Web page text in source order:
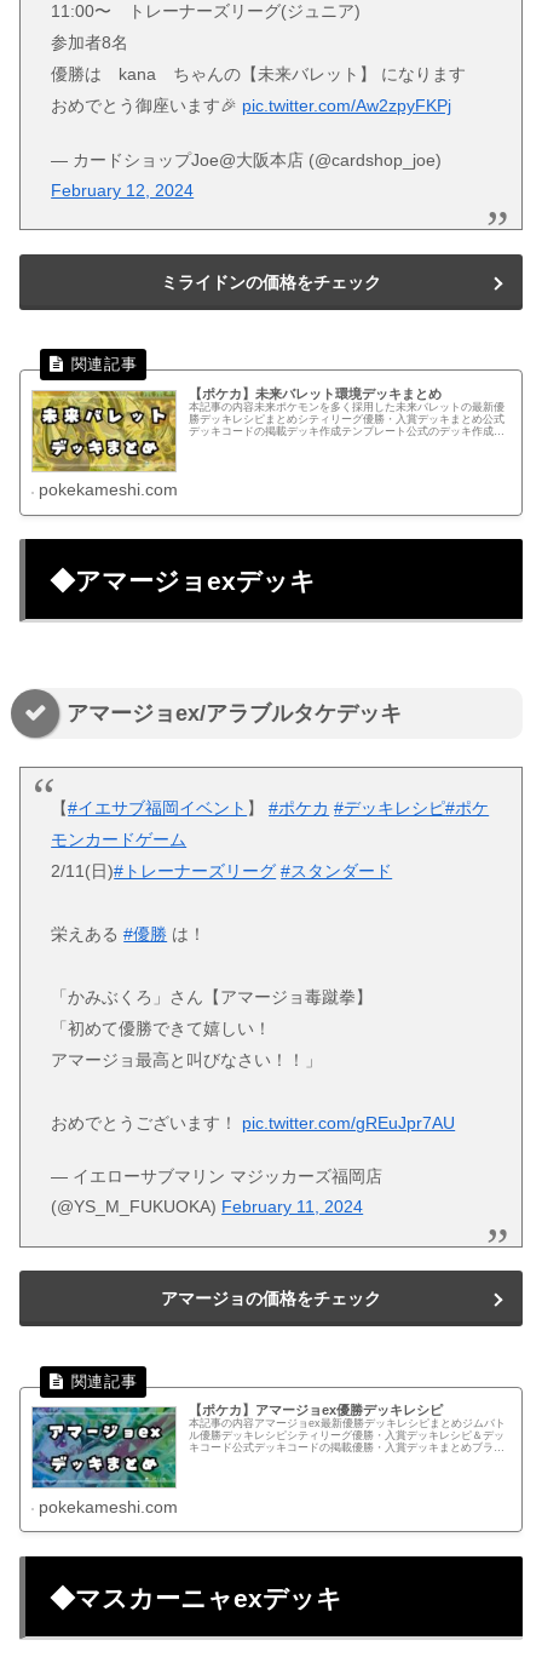
11:00〜 トレーナーズリーグ(ジュニア)
参加者8名
優勝は kana ちゃんの【未来バレット】 になります
おめでとう御座います🎉 pic.twitter.com/Aw2zpyFKPj
— カードショップJoe@大阪本店 (@cardshop_joe)
February 12, 2024
ミライドンの価格をチェック
【ポケカ】未来バレット環境デッキまとめ
本記事の内容未来ポケモンを多く採用した未来バレットの最新優
勝デッキレシピまとめシティリーグ優勝・入賞デッキまとめ公式
デッキコードの掲載デッキ作成テンプレート公式のデッキ作成ペ
pokekameshi.com
◆アマージョexデッキ
アマージョex/アラブルタケデッキ
【#イエサブ福岡イベント 】#ポケカ #デッキレシピ#ポケ
モンカードゲーム
2/11(日)#トレーナーズリーグ #スタンダード
栄えある#優勝 は！
「かみぶくろ」さん【アマージョ毒蹴拳】
「初めて優勝できて嬉しい！
アマージョ最高と叫びなさい！！」
おめでとうございます！ pic.twitter.com/gREuJpr7AU
— イエローサブマリン マジッカーズ福岡店
(@YS_M_FUKUOKA) February 11, 2024
アマージョの価格をチェック
【ポケカ】アマージョex優勝デッキレシピ
本記事の内容アマージョex最新優勝デッキレシピまとめジムバト
ル優勝デッキレシピシティリーグ優勝・入賞デッキレシピ＆デッ
キコード公式デッキコードの掲載優勝・入賞デッキまとめブラッ
pokekameshi.com
◆マスカーニャexデッキ